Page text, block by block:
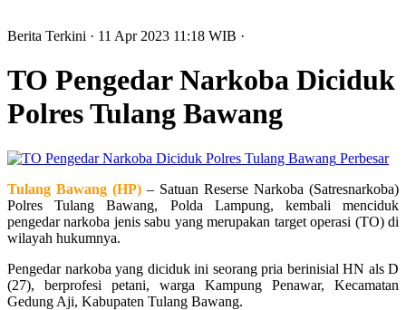
Berita Terkini · 11 Apr 2023 11:18 WIB ·
TO Pengedar Narkoba Diciduk
Polres Tulang Bawang
Perbesar
Tulang Bawang (HP) – Satuan Reserse Narkoba (Satresnarkoba)
Polres Tulang Bawang, Polda Lampung, kembali menciduk
pengedar narkoba jenis sabu yang merupakan target operasi (TO) di
wilayah hukumnya.
Pengedar narkoba yang diciduk ini seorang pria berinisial HN als D
(27), berprofesi petani, warga Kampung Penawar, Kecamatan
Gedung Aji, Kabupaten Tulang Bawang.